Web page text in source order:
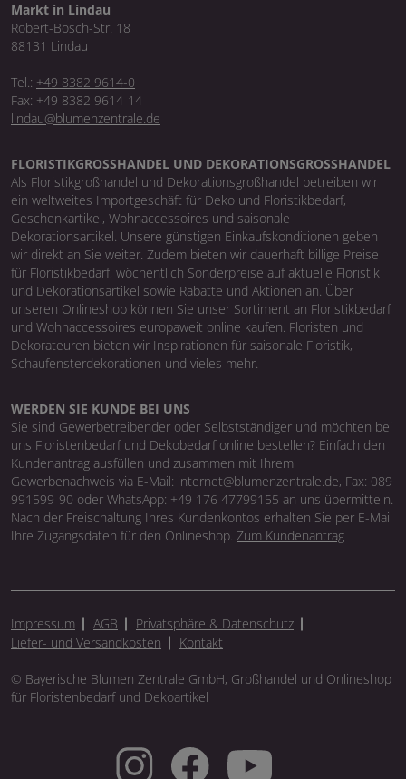
Markt in Lindau
Robert-Bosch-Str. 18
88131 Lindau
Tel.: +49 8382 9614-0
Fax: +49 8382 9614-14
lindau@blumenzentrale.de
FLORISTIKGROSSHANDEL UND DEKORATIONSGROSSHANDEL
Als Floristikgroßhandel und Dekorationsgroßhandel betreiben wir
ein weltweites Importgeschäft für Deko und Floristikbedarf,
Geschenkartikel, Wohnaccessoires und saisonale
Dekorationsartikel. Unsere günstigen Einkaufskonditionen geben
wir direkt an Sie weiter. Zudem bieten wir dauerhaft billige Preise
für Floristikbedarf, wöchentlich Sonderpreise auf aktuelle Floristik
und Dekorationsartikel sowie Rabatte und Aktionen an. Über
unseren Onlineshop können Sie unser Sortiment an Floristikbedarf
und Wohnaccessoires europaweit online kaufen. Floristen und
Dekorateuren bieten wir Inspirationen für saisonale Floristik,
Schaufensterdekorationen und vieles mehr.
WERDEN SIE KUNDE BEI UNS
Sie sind Gewerbetreibender oder Selbstständiger und möchten bei
uns Floristenbedarf und Dekobedarf online bestellen? Einfach den
Kundenantrag ausfüllen und zusammen mit Ihrem
Gewerbenachweis via E-Mail: internet@blumenzentrale.de, Fax: 089
991599-90 oder WhatsApp: +49 176 47799155 an uns übermitteln.
Nach der Freischaltung Ihres Kundenkontos erhalten Sie per E-Mail
Ihre Zugangsdaten für den Onlineshop. Zum Kundenantrag
Impressum AGB
Privatsphäre & Datenschutz
Liefer- und Versandkosten
Kontakt
© Bayerische Blumen Zentrale GmbH, Großhandel und Onlineshop
für Floristenbedarf und Dekoartikel